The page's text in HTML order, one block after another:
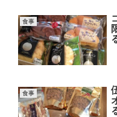
食事
食事